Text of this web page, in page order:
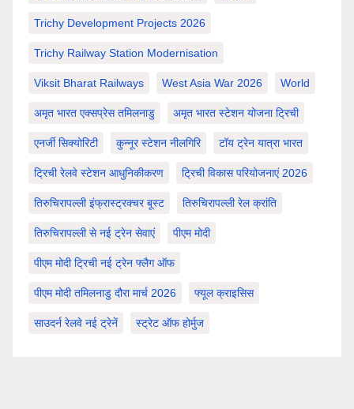
Trichy Development Projects 2026
Trichy Railway Station Modernisation
Viksit Bharat Railways West Asia War 2026 World
अमृत भारत एक्सप्रेस तमिलनाडु अमृत भारत स्टेशन योजना ट्रिची
एनर्जी सिक्योरिटी कुन्नूर स्टेशन नीलगिरि टॉय ट्रेन यात्रा भारत
ट्रिची रेलवे स्टेशन आधुनिकीकरण ट्रिची विकास परियोजनाएं 2026
तिरुचिरापल्ली इंफ्रास्ट्रक्चर बूस्ट तिरुचिरापल्ली रेल क्रांति
तिरुचिरापल्ली से नई ट्रेन सेवाएं पीएम मोदी
पीएम मोदी ट्रिची नई ट्रेन फ्लैग ऑफ
पीएम मोदी तमिलनाडु दौरा मार्च 2026 फ्यूल क्राइसिस
साउदर्न रेलवे नई ट्रेनें स्ट्रेट ऑफ होर्मुज